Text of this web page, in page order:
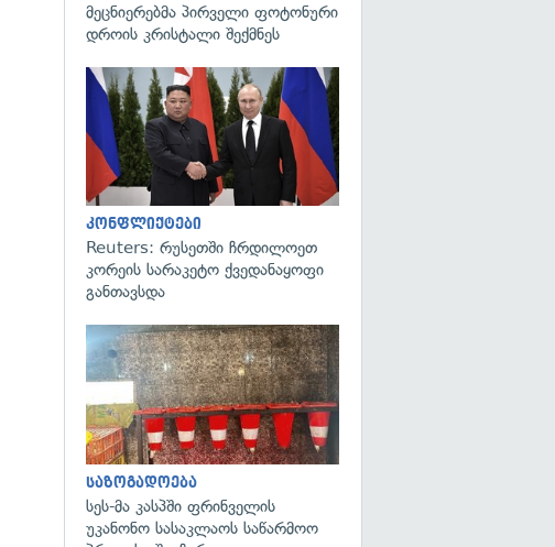
მეცნიერებმა პირველი ფოტონური
დროის კრისტალი შექმნეს
კონფლიქტები
Reuters: რუსეთში ჩრდილოეთ
კორეის სარაკეტო ქვედანაყოფი
განთავსდა
საზოგადოება
სეს-მა კასპში ფრინველის
უკანონო სასაკლაოს საწარმოო